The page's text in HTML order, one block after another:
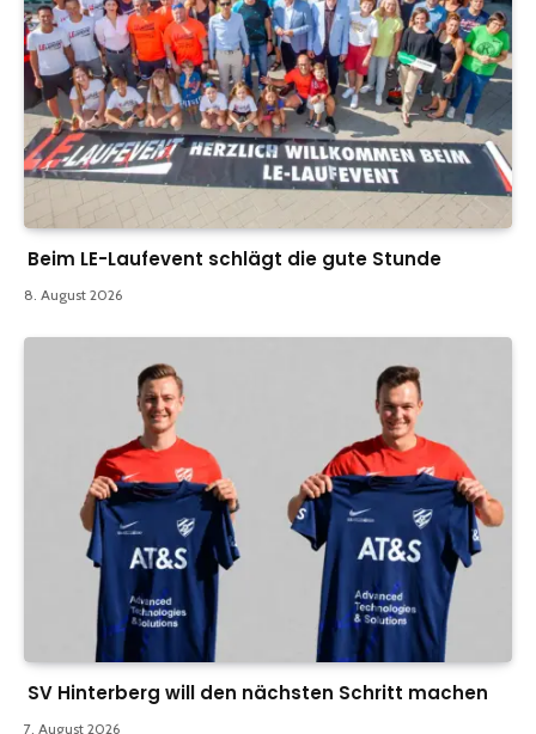
Beim LE-Laufevent schlägt die gute Stunde
8. August 2026
SV Hinterberg will den nächsten Schritt machen
7. August 2026